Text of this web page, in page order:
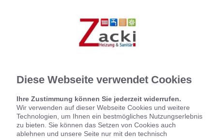
Diese Webseite verwendet Cookies
Ihre Zustimmung können Sie jederzeit widerrufen.
Wir verwenden auf dieser Webseite Cookies und weitere
Technologien, um Ihnen ein bestmögliches Nutzungserlebnis
zu bieten. Sie können das Setzen von Cookies auch
ablehnen und unsere Seite nur mit den technisch